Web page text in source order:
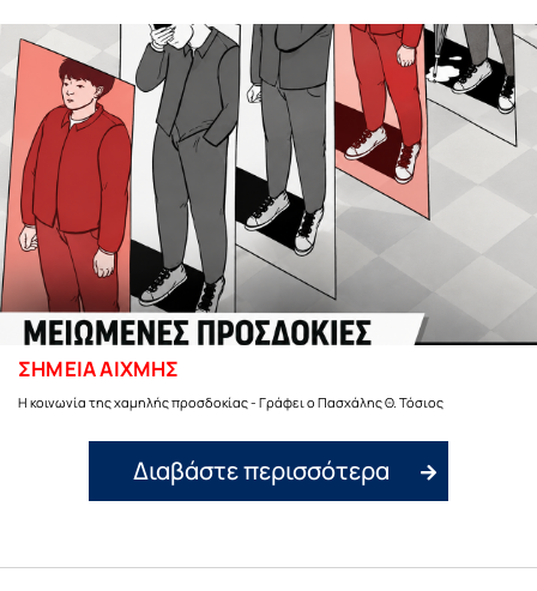
ΣΗΜΕΙΑ ΑΙΧΜΗΣ
Η κοινωνία της χαμηλής προσδοκίας - Γράφει ο Πασχάλης Θ. Τόσιος
Διαβάστε περισσότερα